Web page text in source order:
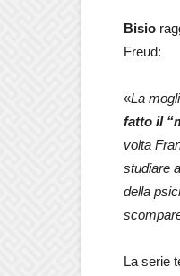
Bisio
Freud:
«La
fatto il
volta
studiare
della
La serie